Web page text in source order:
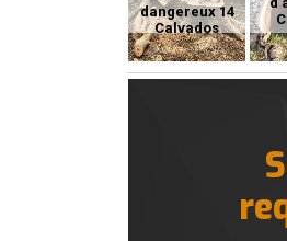
dangereux 14
Calvados